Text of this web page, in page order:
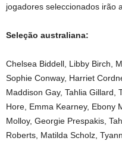
jogadores seleccionados irão
Seleção australiana:
Chelsea Biddell, Libby Birch,
Sophie Conway, Harriet
Maddison Gay, Tahlia Gillard,
Hore, Emma Kearney, Ebony
Molloy, Georgie Prespakis,
Roberts, Matilda Scholz,